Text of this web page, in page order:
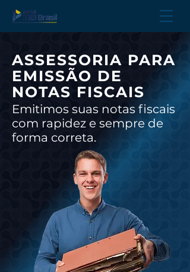
ASSESSORIA PARA
EMISSÃO DE
NOTAS FISCAIS
Emitimos suas notas fiscais
com rapidez e sempre de
forma correta.